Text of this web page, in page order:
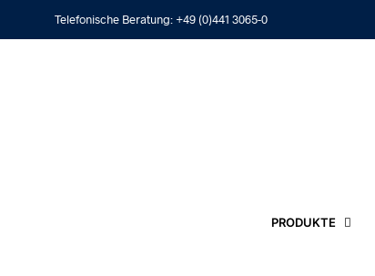
Telefonische Beratung: +49 (0)441 3065-0
PRODUKTE